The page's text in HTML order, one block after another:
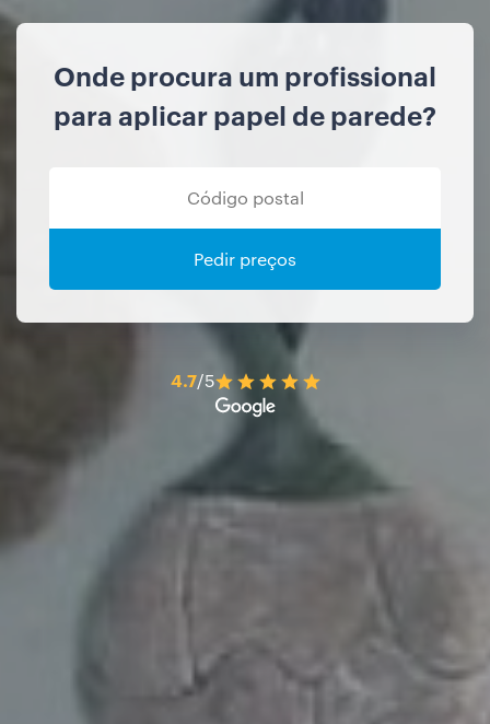
Onde procura um profissional
para aplicar papel de parede?
Pedir preços
4.7/5